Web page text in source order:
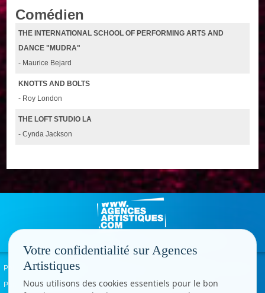
Comédien
THE INTERNATIONAL SCHOOL OF PERFORMING ARTS AND
DANCE "MUDRA"
- Maurice Bejard
KNOTTS AND BOLTS
- Roy London
THE LOFT STUDIO LA
- Cynda Jackson
Politique de confidentialité
Paramètres cookies
Votre confidentialité sur Agences
Artistiques
Nous utilisons des cookies essentiels pour le bon